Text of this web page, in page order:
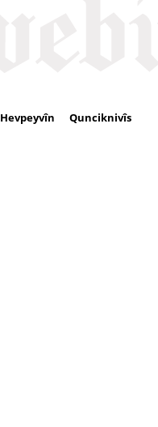
Hevpeyvîn Qunciknivîs